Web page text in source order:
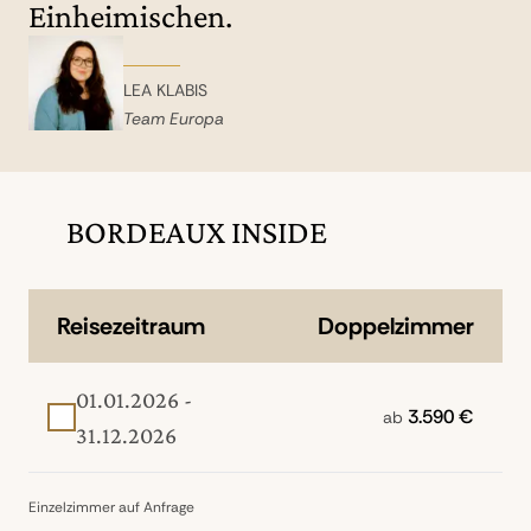
dem 55 Meter hohen Turm an den Ufern
der Garonne sind 650 schuppenartige
Glasplatten und 2.500 Aluminiumfelder
befestigt, die das Bauwerk in der Sonne
Einheimischen.
LEA KLABIS
Team Europa
BORDEAUX INSIDE
Reisezeitraum Doppelzimmer
01.01.2026 -
31.12.2026
ab 3.590 €
Einzelzimmer auf Anfrage